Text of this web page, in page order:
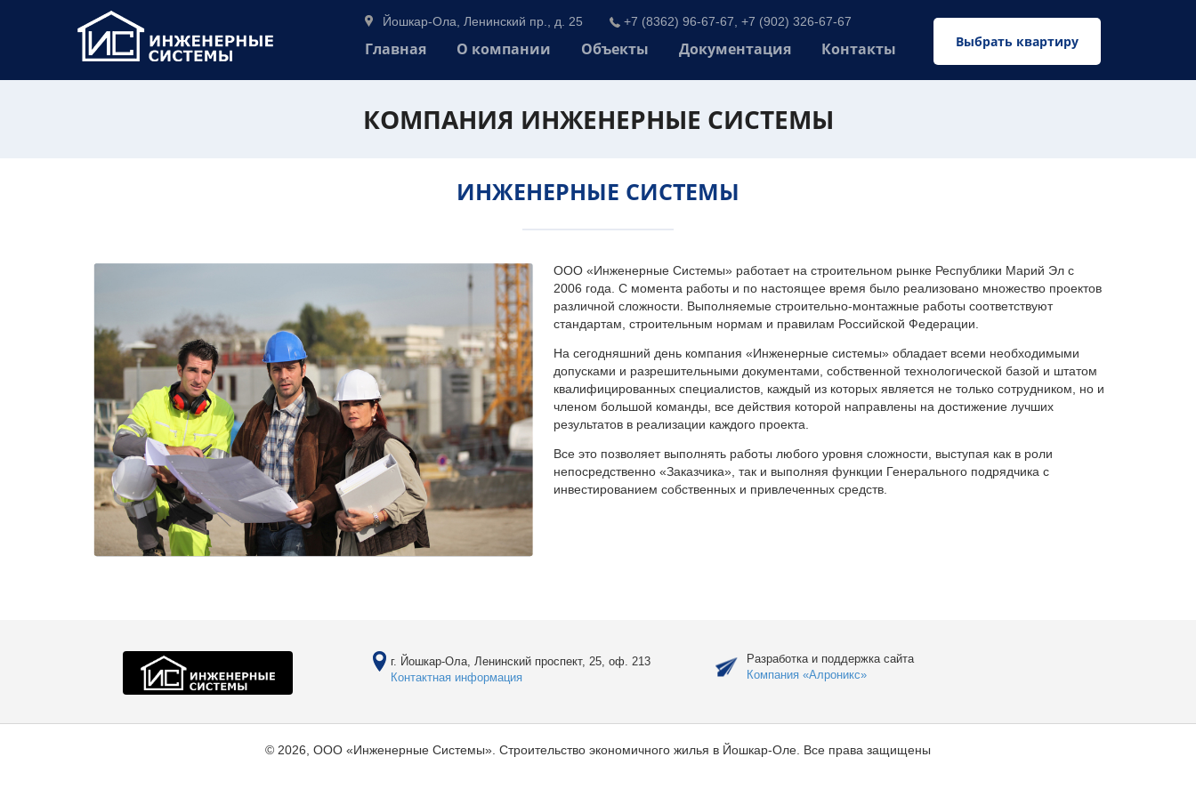
Выбрать квартиру
Йошкар-Ола, Ленинский пр., д. 25 +7 (8362) 96-67-67, +7 (902) 326-67-67
Главная О компании Объекты Документация Контакты
КОМПАНИЯ ИНЖЕНЕРНЫЕ СИСТЕМЫ
ИНЖЕНЕРНЫЕ СИСТЕМЫ
ООО «Инженерные Системы» работает на строительном рынке Республики Марий Эл с
2006 года. С момента работы и по настоящее время было реализовано множество проектов
различной сложности. Выполняемые строительно-монтажные работы соответствуют
стандартам, строительным нормам и правилам Российской Федерации.
На сегодняшний день компания «Инженерные системы» обладает всеми необходимыми
допусками и разрешительными документами, собственной технологической базой и штатом
квалифицированных специалистов, каждый из которых является не только сотрудником, но и
членом большой команды, все действия которой направлены на достижение лучших
результатов в реализации каждого проекта.
Все это позволяет выполнять работы любого уровня сложности, выступая как в роли
непосредственно «Заказчика», так и выполняя функции Генерального подрядчика с
инвестированием собственных и привлеченных средств.
г. Йошкар-Ола, Ленинский проспект, 25, оф. 213
Контактная информация
Разработка и поддержка сайта
Компания «Алроникс»
© 2026, ООО «Инженерные Системы». Строительство экономичного жилья в Йошкар-Оле. Все права защищены